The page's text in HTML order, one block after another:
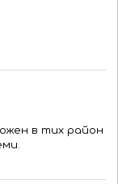
в тих район